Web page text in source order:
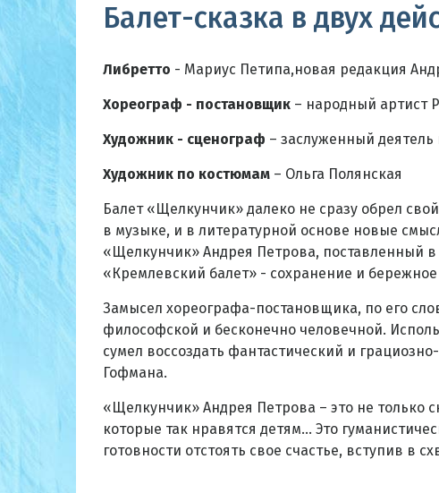
Балет-сказка в двух
Либретто - Мариус Петипа,новая редакция
Хореограф - постановщик– народный артист
Художник - сценограф – заслуженный
Художник по костюмам– Ольга Полянская
Балет «Щелкунчик» далеко не сразу обрел
в музыке, и в литературной основе новые
«Щелкунчик» Андрея Петрова, поставленный в
«Кремлевский балет» - сохранение и
Замысел хореографа-постановщика, по его
философской и бесконечно человечной.
сумел воссоздать фантастический и
Гофмана.
«Щелкунчик» Андрея Петрова – это не
которые так нравятся детям… Это
готовности отстоять свое счастье, вступив в